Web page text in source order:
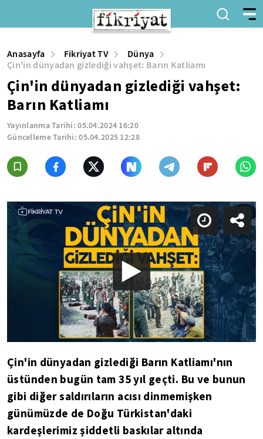
Anasayfa Fikriyat TV
Dünya
Çin'in dünyadan gizlediği vahşet: Barın Katliamı
Çin'in dünyadan gizlediği vahşet:
Barın Katliamı
Yayınlanma Tarihi:05.04.2024 16:20
Güncelleme Tarihi:05.04.2025 12:28
Çin'in dünyadan gizlediği Barın Katliamı'nın
üstünden bugün tam 35 yıl geçti. Bu ve bunun
gibi diğer saldırıların acısı dinmemişken
günümüzde de Doğu Türkistan'daki
kardeşlerimiz şiddetli baskılar altında